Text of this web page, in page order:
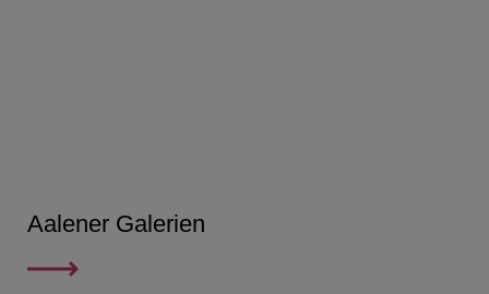
Aalener Galerien